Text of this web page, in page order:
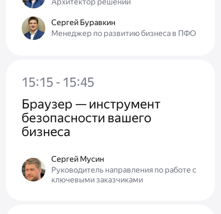
Сергей Буравкин
Менеджер по развитию бизнеса в ПФО
15:15 - 15:45
Браузер — инструмент
безопасности вашего
бизнеса
Сергей Мусин
Руководитель направления по работе с
ключевыми заказчиками